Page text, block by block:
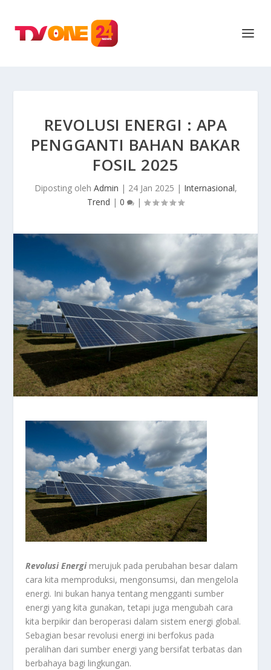
REVOLUSI ENERGI : APA
PENGGANTI BAHAN BAKAR
FOSIL 2025
Diposting oleh Admin | 24 Jan 2025 | Internasional,
Trend | 0 |
Revolusi Energimerujuk pada perubahan besar dalam
cara kita memproduksi, mengonsumsi, dan mengelola
energi. Ini bukan hanya tentang mengganti sumber
energi yang kita gunakan, tetapi juga mengubah cara
kita berpikir dan beroperasi dalam sistem energi global.
Sebagian besar revolusi energi ini berfokus pada
peralihan dari sumber energi yang bersifat terbatas dan
berbahaya bagi lingkungan.